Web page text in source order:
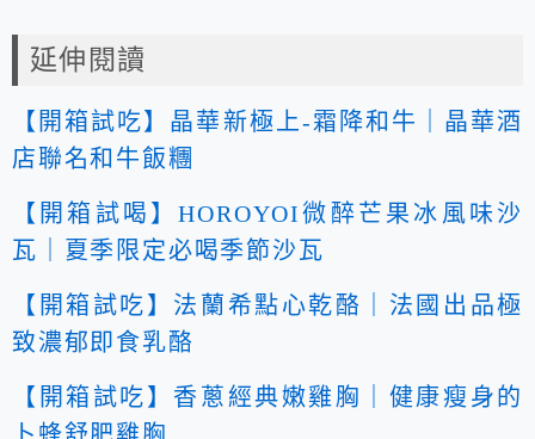
延伸閱讀
【開箱試吃】晶華新極上-霜降和牛｜晶華酒
店聯名和牛飯糰
【開箱試喝】HOROYOI微醉芒果冰風味沙
瓦｜夏季限定必喝季節沙瓦
【開箱試吃】法蘭希點心乾酪｜法國出品極
致濃郁即食乳酪
【開箱試吃】香蔥經典嫩雞胸｜健康瘦身的